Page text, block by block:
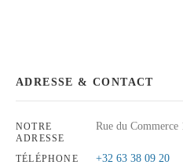
ADRESSE & CONTACT
NOTRE
ADRESSE
Rue du
TÉLÉPHONE +32 63 38 09 20